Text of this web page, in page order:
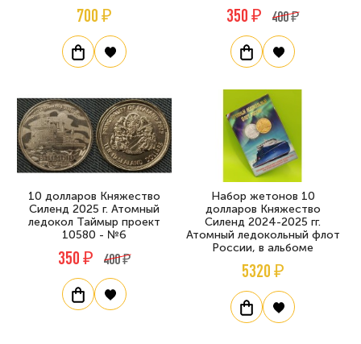
700 ₽ 350 ₽ 400 ₽
10 долларов Княжество
Силенд 2025 г. Атомный
ледокол Таймыр проект
10580 - №6
350 ₽ 400 ₽
Набор жетонов 10
долларов Княжество
Силенд 2024-2025 гг.
Атомный ледокольный флот
России, в альбоме
5320 ₽